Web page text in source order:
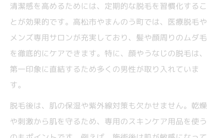
清潔感を高めるためには、定期的な脱毛を習慣化するこ
とが効果的です。高松市やまんのう町では、医療脱毛や
メンズ専用サロンが充実しており、髪や顔周りのムダ毛
を徹底的にケアできます。特に、顔やうなじの脱毛は、
第一印象に直結するため多くの男性が取り入れていま
す。
脱毛後は、肌の保湿や紫外線対策も欠かせません。乾燥
や刺激から肌を守るため、専用のスキンケア用品を使う